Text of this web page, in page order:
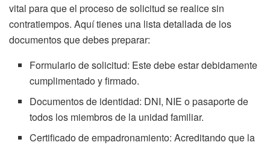
vital para que el proceso de solicitud se realice sin
contratiempos. Aquí tienes una lista detallada de los
documentos que debes preparar:
Formulario de solicitud: Este debe estar debidamente
cumplimentado y firmado.
Documentos de identidad: DNI, NIE o pasaporte de
todos los miembros de la unidad familiar.
Certificado de empadronamiento: Acreditando que la